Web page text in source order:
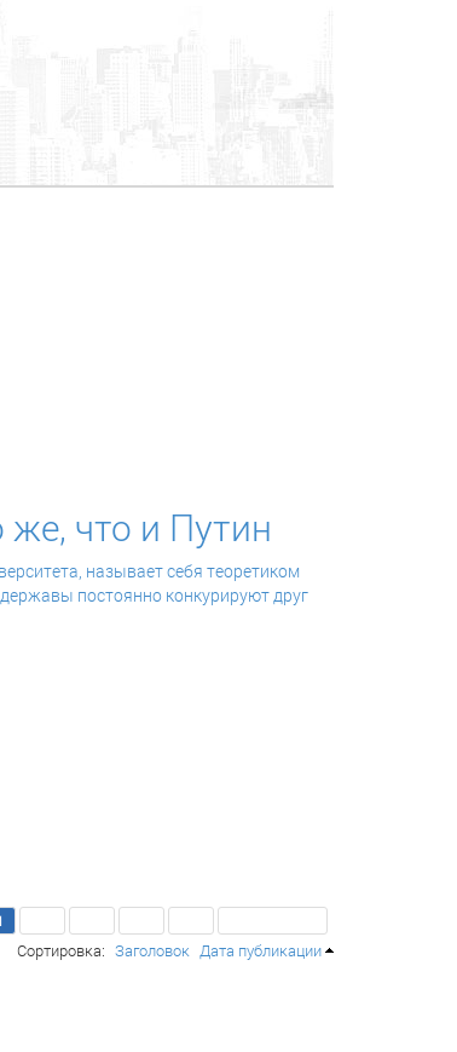
что и Путин
называет себя теоретиком
постоянно конкурируют друг
Сортировка: Заголовок Дата публикации